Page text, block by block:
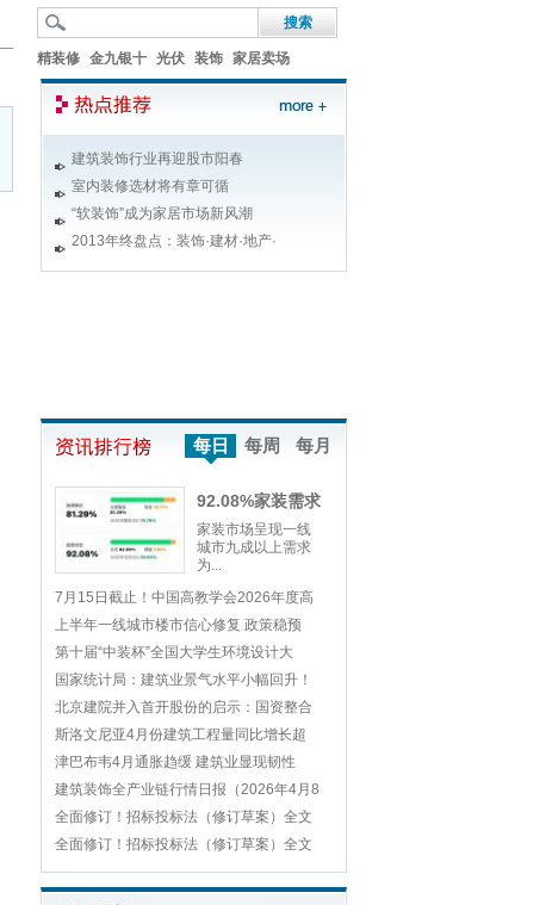
精装修 金九银十 光伏 装饰 家居卖场
建筑装饰行业再迎股市阳春
室内装修选材将有章可循
“软装饰”成为家居市场新风潮
2013年终盘点：装饰·建材·地产·
每日 每周 每月
92.08%家装需求
来
家装市场呈现一线
城市九成以上需求
为...
7月15日截止！中国高教学会2026年度高
上半年一线城市楼市信心修复 政策稳预
第十届“中装杯”全国大学生环境设计大
国家统计局：建筑业景气水平小幅回升！
北京建院并入首开股份的启示：国资整合
斯洛文尼亚4月份建筑工程量同比增长超
津巴布韦4月通胀趋缓 建筑业显现韧性
建筑装饰全产业链行情日报（2026年4月8
全面修订！招标投标法（修订草案）全文
全面修订！招标投标法（修订草案）全文